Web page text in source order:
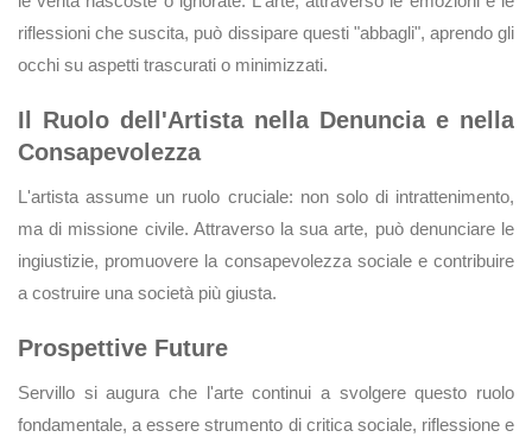
riflessioni che suscita, può dissipare questi "abbagli", aprendo gli
occhi su aspetti trascurati o minimizzati.
Il Ruolo dell'Artista nella Denuncia e nella
Consapevolezza
L'artista assume un ruolo cruciale: non solo di intrattenimento,
ma di missione civile. Attraverso la sua arte, può denunciare le
ingiustizie, promuovere la consapevolezza sociale e contribuire
a costruire una società più giusta.
Prospettive Future
Servillo si augura che l'arte continui a svolgere questo ruolo
fondamentale, a essere strumento di critica sociale, riflessione e